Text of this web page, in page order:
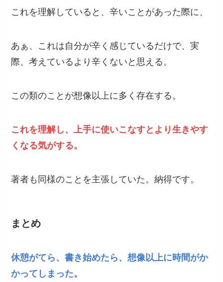
これを理解していると、辛いことがあった際に、
あぁ、これは自分が辛く感じているだけで、実
際、考えているより辛くないと思える。
この類のことが想像以上に多く存在する。
これを理解し、上手に使いこなすとより生きやす
くなる気がする。
著者も同様のことを主張していた。納得です。
まとめ
休憩がてら、書き始めたら、想像以上に時間がか
かってしまった。